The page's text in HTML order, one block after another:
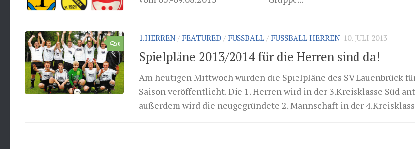
0
1.HERREN/FEATURED/FUSSBALL/FUSSBALL HERREN 10. JULI 2013
Spielpläne 2013/2014 für die Herren sind da!
Am heutigen Mittwoch wurden die Spielpläne des SV Lauenbrück
Saison veröffentlicht. Die 1. Herren wird in der 3.Kreisklasse Süd
außerdem wird die neugegründete 2. Mannschaft in der